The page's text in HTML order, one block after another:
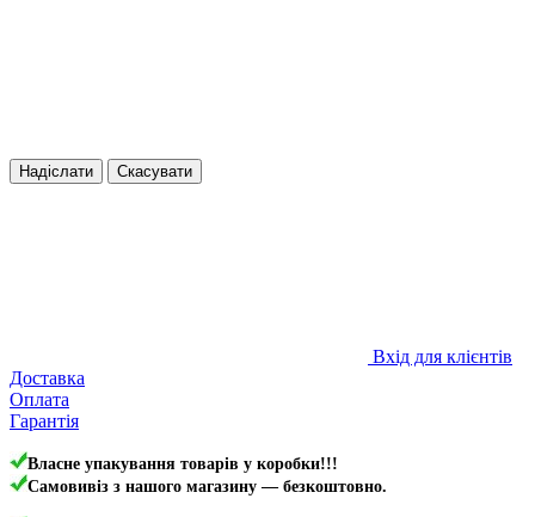
Надіслати Скасувати
Вхід для клієнтів
Доставка
Оплата
Гарантія
Власне упакування товарів у коробки!!!
Самовивіз з нашого магазину — безкоштовно.